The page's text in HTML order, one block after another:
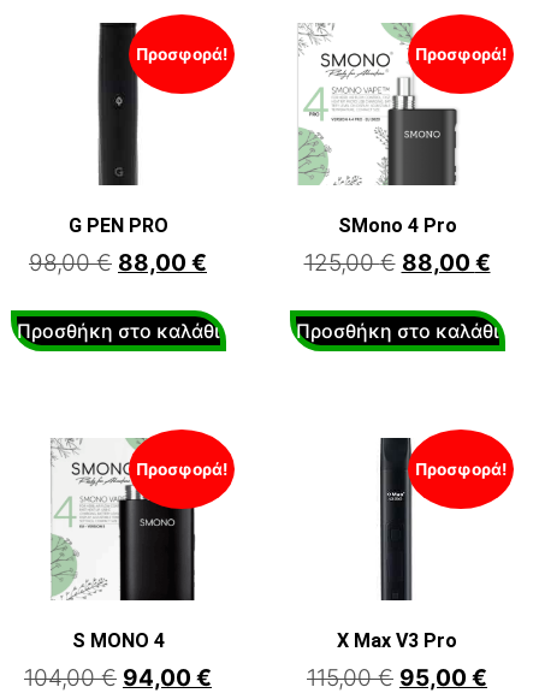
Προσφορά!
G PEN PRO
98,00€ 88,00 €
Προσθήκη στο καλάθι
Προσφορά!
SMono 4 Pro
125,00€ 88,00 €
Προσθήκη στο καλάθι
Προσφορά!
S MONO 4
104,00€ 94,00 €
Προσφορά!
X Max V3 Pro
115,00€ 95,00 €